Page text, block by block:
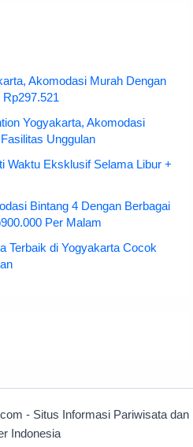
Akomodasi Murah Dengan
Yogyakarta, Akomodasi
Unggulan
Waktu Eksklusif Selama Libur +
Bintang 4 Dengan Berbagai
Per Malam
Terbaik di Yogyakarta Cocok
- Situs Informasi Pariwisata dan
Indonesia